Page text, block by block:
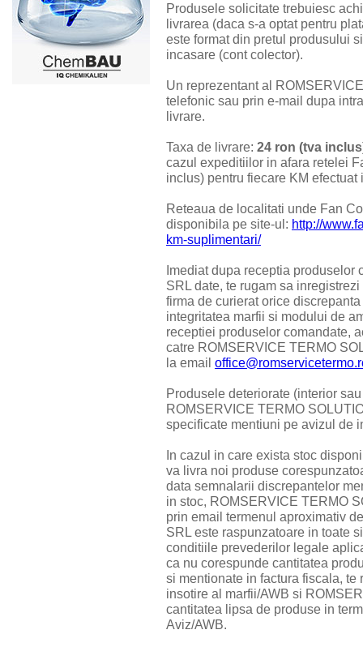
Produsele solicitate trebuiesc
livrarea (daca s-a optat pentru
este format din pretul produsului
incasare (cont colector).
Un reprezentant al
telefonic sau prin e-mail dupa
livrare.
Taxa de livrare: 24 ron (tva
cazul expeditiilor in afara retelei
inclus) pentru fiecare KM efectuat
Reteaua de localitati unde Fan
disponibila pe site-ul: http://
km-suplimentari/
Imediat dupa receptia produselor
SRL date, te rugam sa
firma de curierat orice
integritatea marfii si modului de
receptiei produselor comandate,
catre ROMSERVICE TERMO
la email
Produsele deteriorate (interior
ROMSERVICE TERMO
specificate mentiuni pe avizul de
In cazul in care exista stoc
va livra noi produse
data semnalarii discrepantelor
in stoc, ROMSERVICE TERMO
prin email termenul aproximativ
SRL este raspunzatoare in toate
conditiile prevederilor legale
ca nu corespunde cantitatea
si mentionate in factura fiscala,
insotire al marfii/AWB si
cantitatea lipsa de produse in
Aviz/AWB.